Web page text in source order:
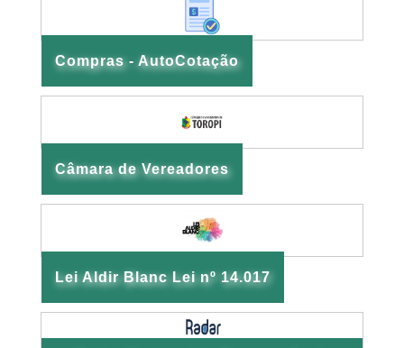
Compras - AutoCotação
Câmara de Vereadores
Lei Aldir Blanc Lei nº 14.017